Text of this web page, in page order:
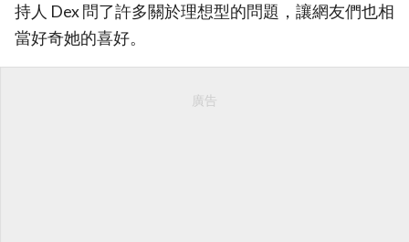
持人 Dex 問了許多關於理想型的問題，讓網友們也相
當好奇她的喜好。
廣告